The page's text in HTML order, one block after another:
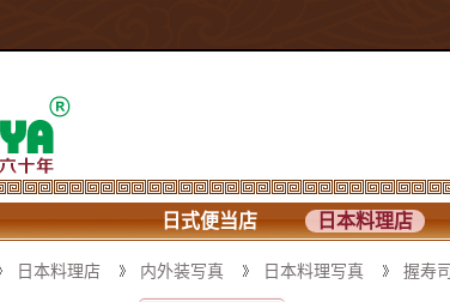
日式便当店 日本料理店
日本料理店 内外装写真 日本料理写真 握寿司